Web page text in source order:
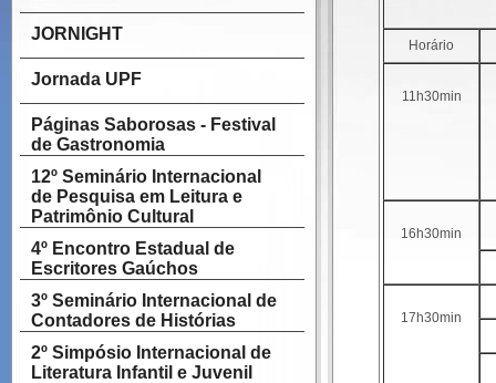
JORNIGHT
Jornada UPF
Páginas Saborosas - Festival
de Gastronomia
12º Seminário Internacional
de Pesquisa em Leitura e
Patrimônio Cultural
4º Encontro Estadual de
Escritores Gaúchos
3º Seminário Internacional de
Contadores de Histórias
2º Simpósio Internacional de
Literatura Infantil e Juvenil
Horário
11h30min
16h30min
17h30min